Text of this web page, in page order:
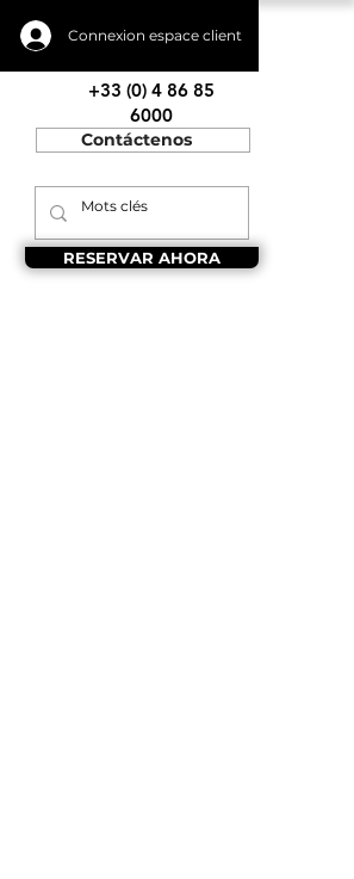
+33 (0) 4 86 85
6000
Contáctenos
RESERVAR AHORA
Connexion espace client